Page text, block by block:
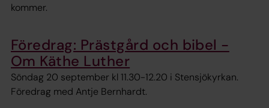
kommer.
Föredrag: Prästgård och bibel -
Om Käthe Luther
Söndag 20 september kl 11.30-12.20 i Stensjökyrkan.
Föredrag med Antje Bernhardt.